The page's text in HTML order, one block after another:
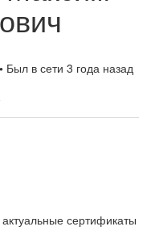
• Был в сети 3 года назад
сертификаты